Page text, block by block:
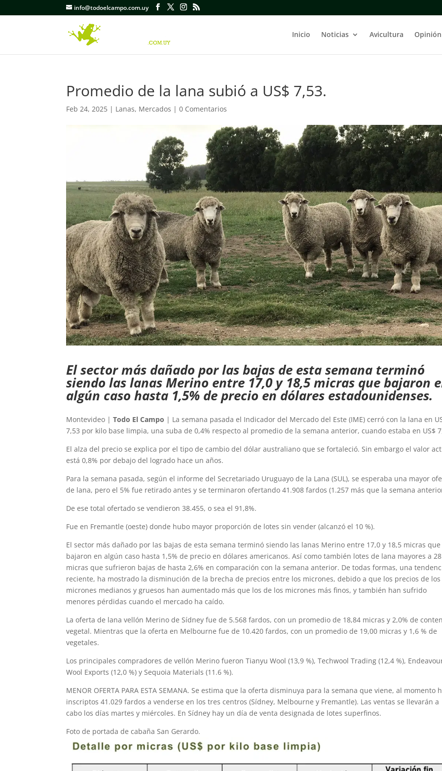
info@todoelcampo.com.uy
Inicio Noticias Avicultura Opinión
Promedio de la lana subió a US$ 7,53.
Feb 24, 2025 | Lanas, Mercados |0 Comentarios
El sector más dañado por las bajas de esta semana terminó
siendo las lanas Merino entre 17,0 y 18,5 micras que bajaron
algún caso hasta 1,5% de precio en dólares estadounidenses.
Montevideo |Todo El Campo | La semana pasada el Indicador del Mercado del Este (IME) cerró con la lana en
7,53 por kilo base limpia, una suba de 0,4% respecto al promedio de la semana anterior, cuando estaba en US$
El alza del precio se explica por el tipo de cambio del dólar australiano que se fortaleció. Sin embargo el valor
está 0,8% por debajo del logrado hace un años.
Para la semana pasada, según el informe del Secretariado Uruguayo de la Lana (SUL), se esperaba una mayor
de lana, pero el 5% fue retirado antes y se terminaron ofertando 41.908 fardos (1.257 más que la semana
De ese total ofertado se vendieron 38.455, o sea el 91,8%.
Fue en Fremantle (oeste) donde hubo mayor proporción de lotes sin vender (alcanzó el 10 %).
El sector más dañado por las bajas de esta semana terminó siendo las lanas Merino entre 17,0 y 18,5 micras que
bajaron en algún caso hasta 1,5% de precio en dólares americanos. Así como también lotes de lana mayores a 28
micras que sufrieron bajas de hasta 2,6% en comparación con la semana anterior. De todas formas, una
reciente, ha mostrado la disminución de la brecha de precios entre los micrones, debido a que los precios de los
micrones medianos y gruesos han aumentado más que los de los micrones más finos, y también han sufrido
menores pérdidas cuando el mercado ha caído.
La oferta de lana vellón Merino de Sídney fue de 5.568 fardos, con un promedio de 18,84 micras y 2,0% de
vegetal. Mientras que la oferta en Melbourne fue de 10.420 fardos, con un promedio de 19,00 micras y 1,6 % de
vegetales.
Los principales compradores de vellón Merino fueron Tianyu Wool (13,9 %), Techwool Trading (12,4 %),
Wool Exports (12,0 %) y Sequoia Materials (11.6 %).
MENOR OFERTA PARA ESTA SEMANA. Se estima que la oferta disminuya para la semana que viene, al momento
inscriptos 41.029 fardos a venderse en los tres centros (Sídney, Melbourne y Fremantle). Las ventas se llevarán a
cabo los días martes y miércoles. En Sídney hay un día de venta designada de lotes superfinos.
Foto de portada de cabaña San Gerardo.